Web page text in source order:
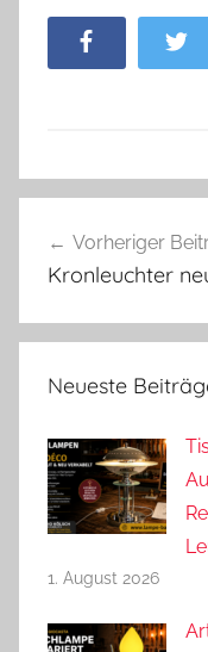
Facebook
Vorheriger
Kronleuchter
Neueste
1. August 2026